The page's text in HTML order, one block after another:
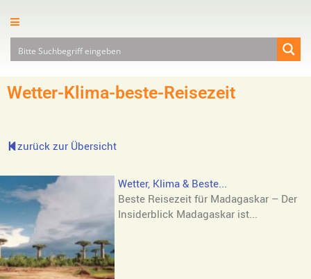
Wetter-Klima-beste-Reisezeit
zurück zur Übersicht
Wetter, Klima & Beste...
Beste Reisezeit für Madagaskar – Der
Insiderblick Madagaskar ist...